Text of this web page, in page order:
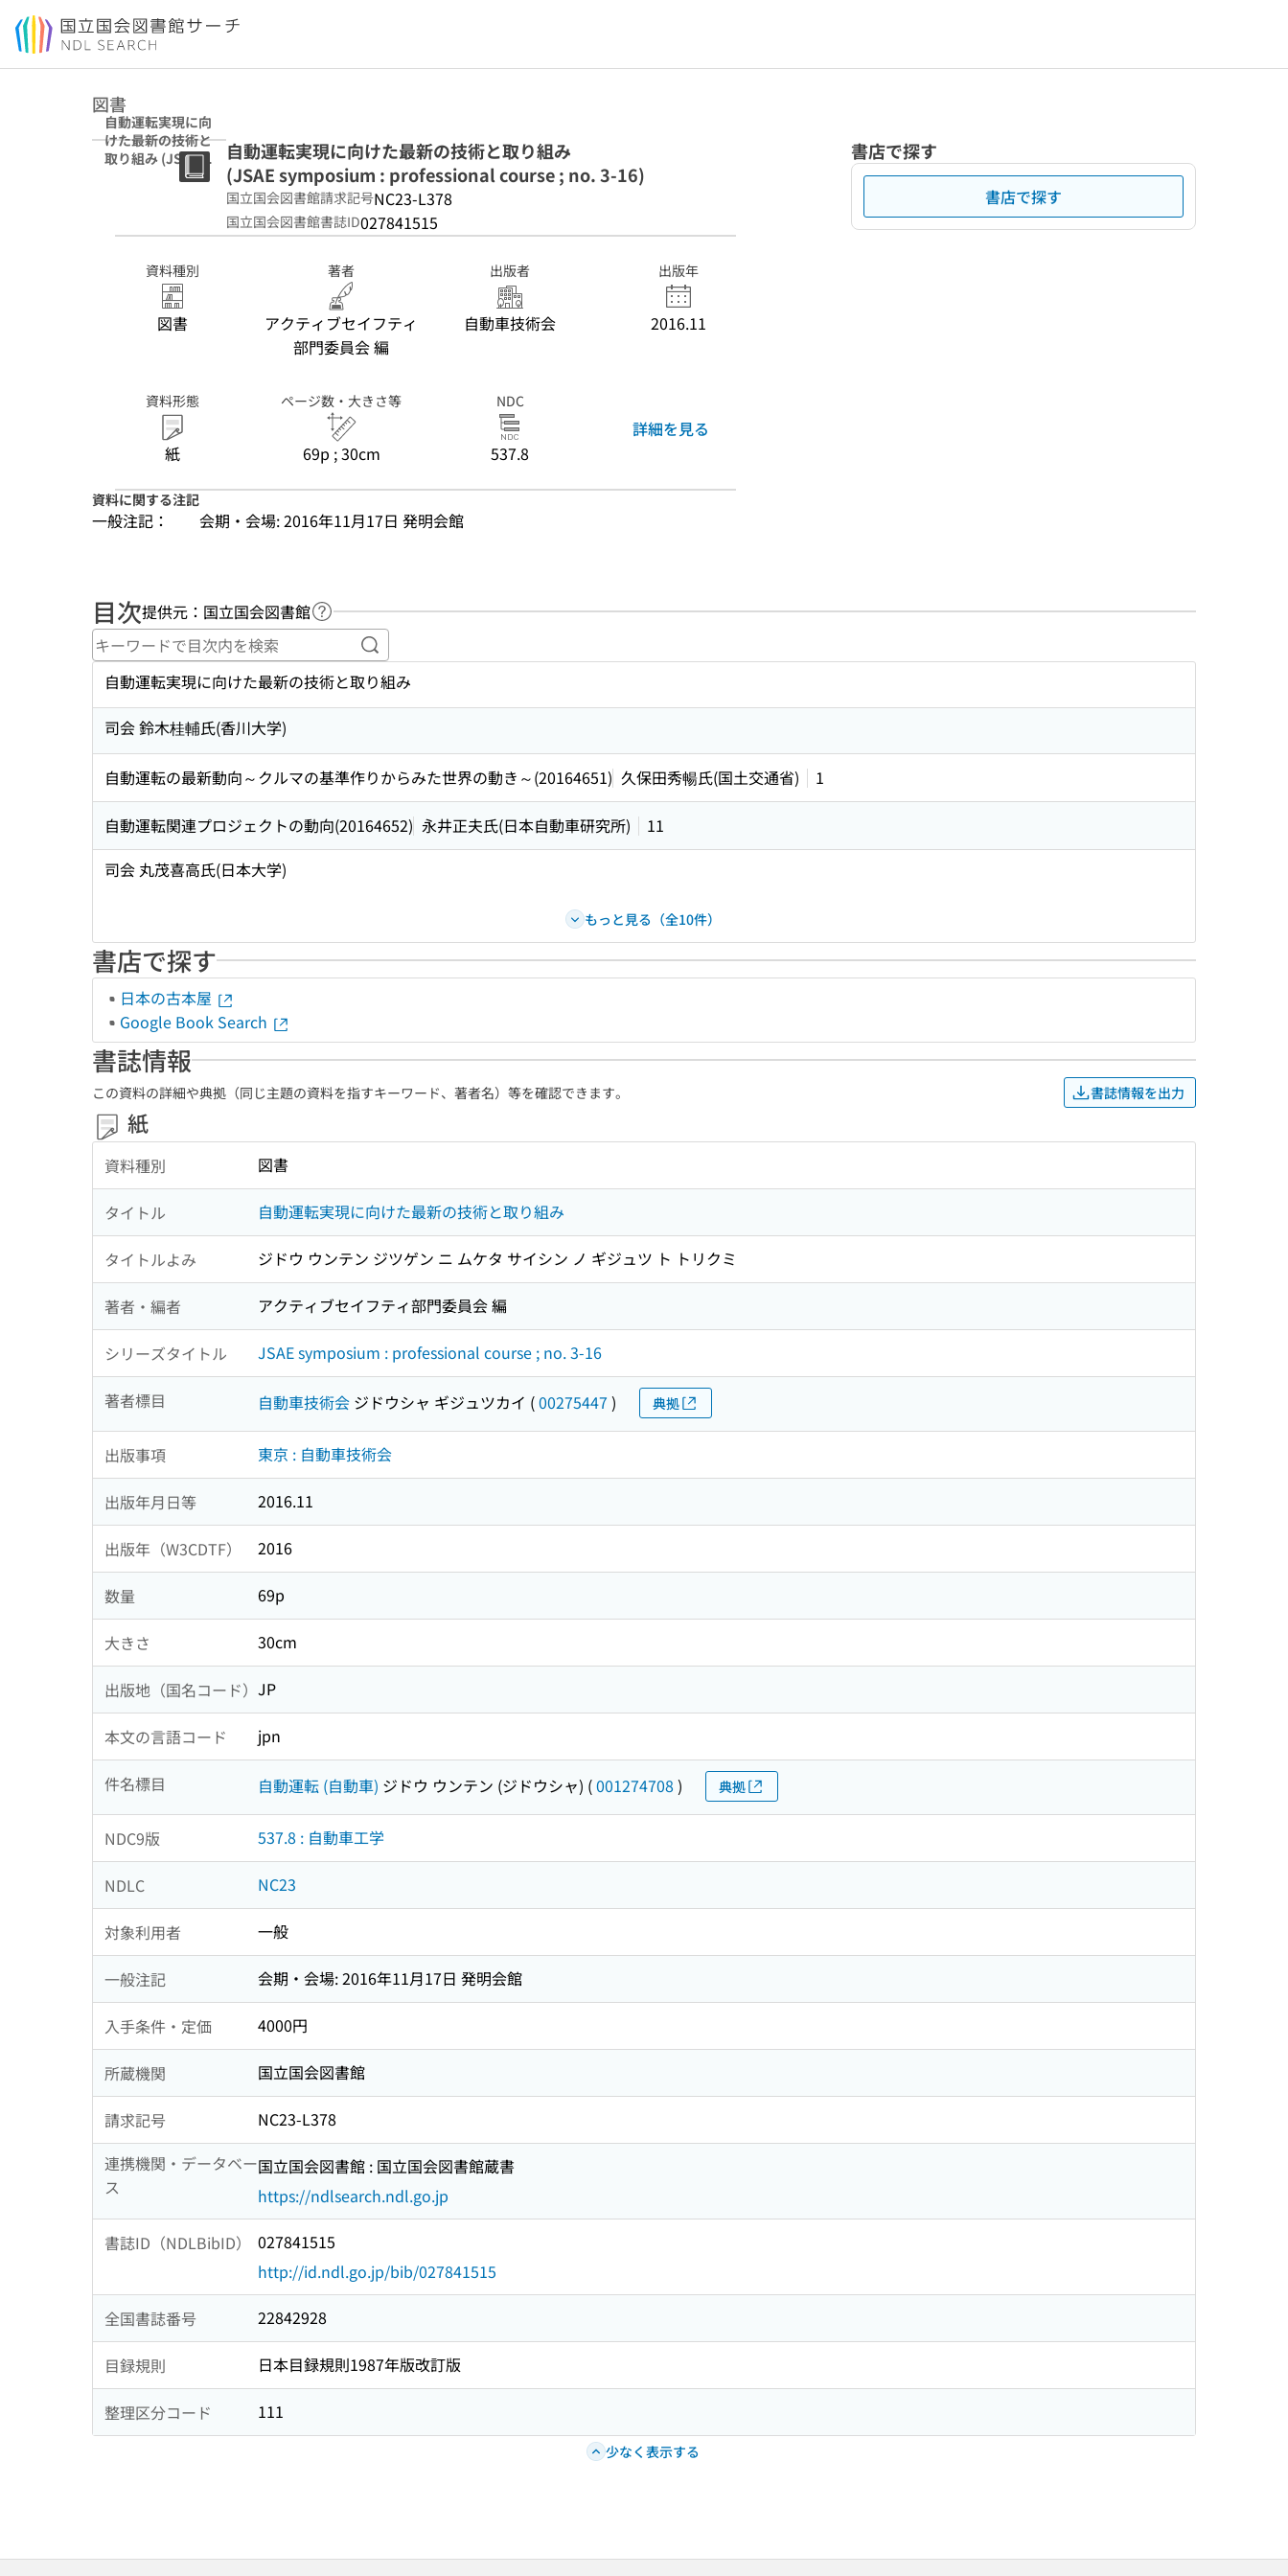
本文へ移動
図書
自動運転実現に向
けた最新の技術と
取り組み (JSAE
symposium :
16)
自動運転実現に向けた最新の技術と取り組み
(JSAE symposium : professional course ; no. 3-16)
国立国会図書館請求記号NC23-L378
国立国会図書館書誌ID027841515
資料種別
図書
著者
アクティブセイフティ
部門委員会 編
出版者
自動車技術会
出版年
2016.11
資料形態
紙
ページ数・大きさ等
69p ; 30cm
NDC
537.8
詳細を見る
資料に関する注記
一般注記： 会期・会場: 2016年11月17日 発明会館
書店で探す
書店で探す
目次提供元：国立国会図書館 ヘルプページへのリンク
キーワードで目次内を検索
自動運転実現に向けた最新の技術と取り組み
司会 鈴木桂輔氏(香川大学)
自動運転の最新動向～クルマの基準作りからみた世界の動き～(20164651) 久保田秀暢氏(国土交通省) 1
自動運転関連プロジェクトの動向(20164652) 永井正夫氏(日本自動車研究所)
11
司会 丸茂喜高氏(日本大学)
もっと見る（全10件）
書店で探す
日本の古本屋
Google Book Search
書誌情報
この資料の詳細や典拠（同じ主題の資料を指すキーワード、著者名）等を確認できます。 書誌情報を出力
紙
資料種別 図書
タイトル 自動運転実現に向けた最新の技術と取り組み
タイトルよみ ジドウ ウンテン ジツゲン ニ ムケタ サイシン ノ ギジュツ ト トリクミ
著者・編者 アクティブセイフティ部門委員会 編
シリーズタイトル JSAE symposium : professional course ; no. 3-16
著者標目 自動車技術会 ジドウシャ ギジュツカイ (00275447 ) 典拠
出版事項 東京 : 自動車技術会
出版年月日等 2016.11
出版年（W3CDTF） 2016
数量 69p
大きさ 30cm
出版地（国名コード） JP
本文の言語コード jpn
件名標目 自動運転 (自動車) ジドウ ウンテン (ジドウシャ) (001274708 ) 典拠
NDC9版 537.8 : 自動車工学
NDLC NC23
対象利用者 一般
一般注記 会期・会場: 2016年11月17日 発明会館
入手条件・定価 4000円
所蔵機関 国立国会図書館
請求記号
NC23-L378
連携機関・データベー
ス
国立国会図書館 : 国立国会図書館蔵書
https://ndlsearch.ndl.go.jp
書誌ID（NDLBibID）
027841515
http://id.ndl.go.jp/bib/027841515
全国書誌番号 22842928
目録規則 日本目録規則1987年版改訂版
整理区分コード 111
少なく表示する